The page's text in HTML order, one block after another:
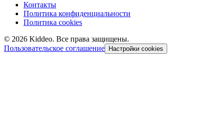
Контакты
Политика конфиденциальности
Политика cookies
© 2026 Kiddeo. Все права защищены.
Пользовательское соглашение
Настройки cookies